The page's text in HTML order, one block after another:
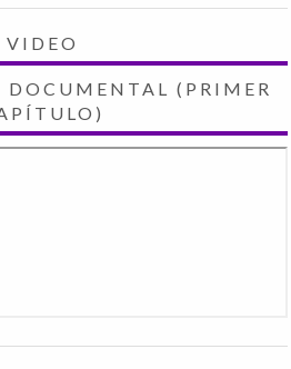
VIDEO
DOCUMENTAL (PRIMER